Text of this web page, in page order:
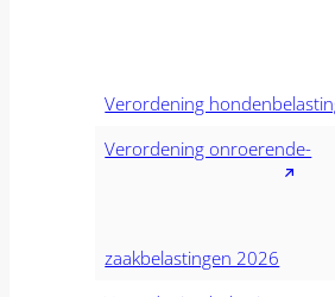
Verordening
Verordening onroerende-
zaakbelastingen 2026